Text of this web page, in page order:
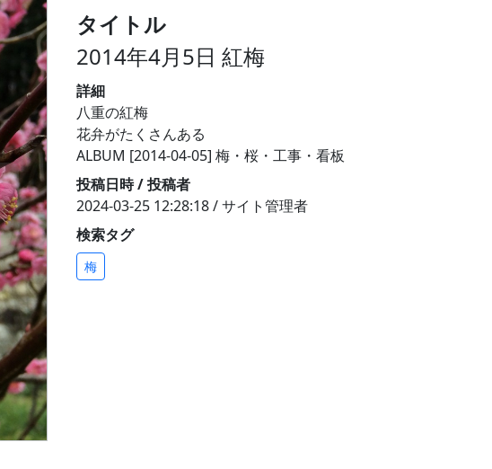
タイトル
2014年4月5日 紅梅
詳細
八重の紅梅
花弁がたくさんある
ALBUM [2014-04-05] 梅・桜・工事・看板
投稿日時 / 投稿者
2024-03-25 12:28:18 / サイト管理者
検索タグ
梅